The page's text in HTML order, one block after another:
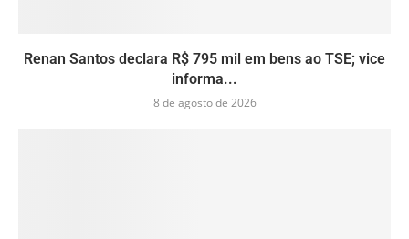
Renan Santos declara R$ 795 mil em bens ao TSE; vice
informa...
8 de agosto de 2026